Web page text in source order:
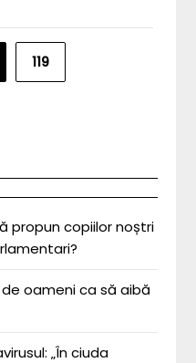
119
propun copiilor noștri
oameni ca să aibă
„În ciuda